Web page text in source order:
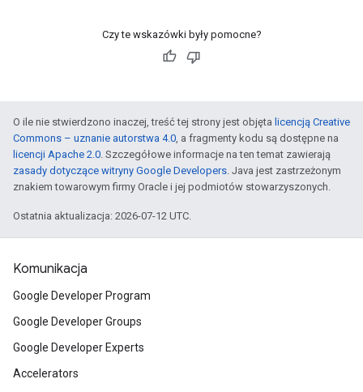
Czy te wskazówki były pomocne?
O ile nie stwierdzono inaczej, treść tej strony jest objęta licencją Creative
Commons – uznanie autorstwa 4.0, a fragmenty kodu są dostępne na
licencji Apache 2.0. Szczegółowe informacje na ten temat zawierają
zasady dotyczące witryny Google Developers. Java jest zastrzeżonym
znakiem towarowym firmy Oracle i jej podmiotów stowarzyszonych.
Ostatnia aktualizacja: 2026-07-12 UTC.
Komunikacja
Google Developer Program
Google Developer Groups
Google Developer Experts
Accelerators